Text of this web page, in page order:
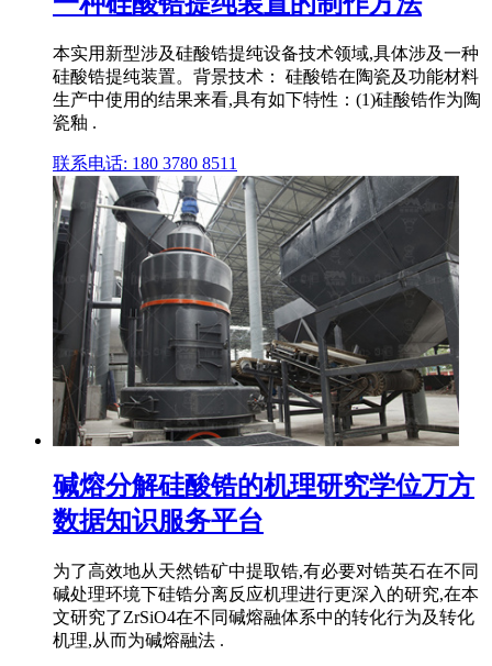
本实用新型涉及硅酸锆提纯设备技术领域,具体涉及一种
硅酸锆提纯装置。背景技术： 硅酸锆在陶瓷及功能材料
生产中使用的结果来看,具有如下特性：(1)硅酸锆作为陶
瓷釉 .
联系电话: 180 3780 8511
碱熔分解硅酸锆的机理研究学位万方
数据知识服务平台
为了高效地从天然锆矿中提取锆,有必要对锆英石在不同
碱处理环境下硅锆分离反应机理进行更深入的研究,在本
文研究了ZrSiO4在不同碱熔融体系中的转化行为及转化
机理,从而为碱熔融法 .